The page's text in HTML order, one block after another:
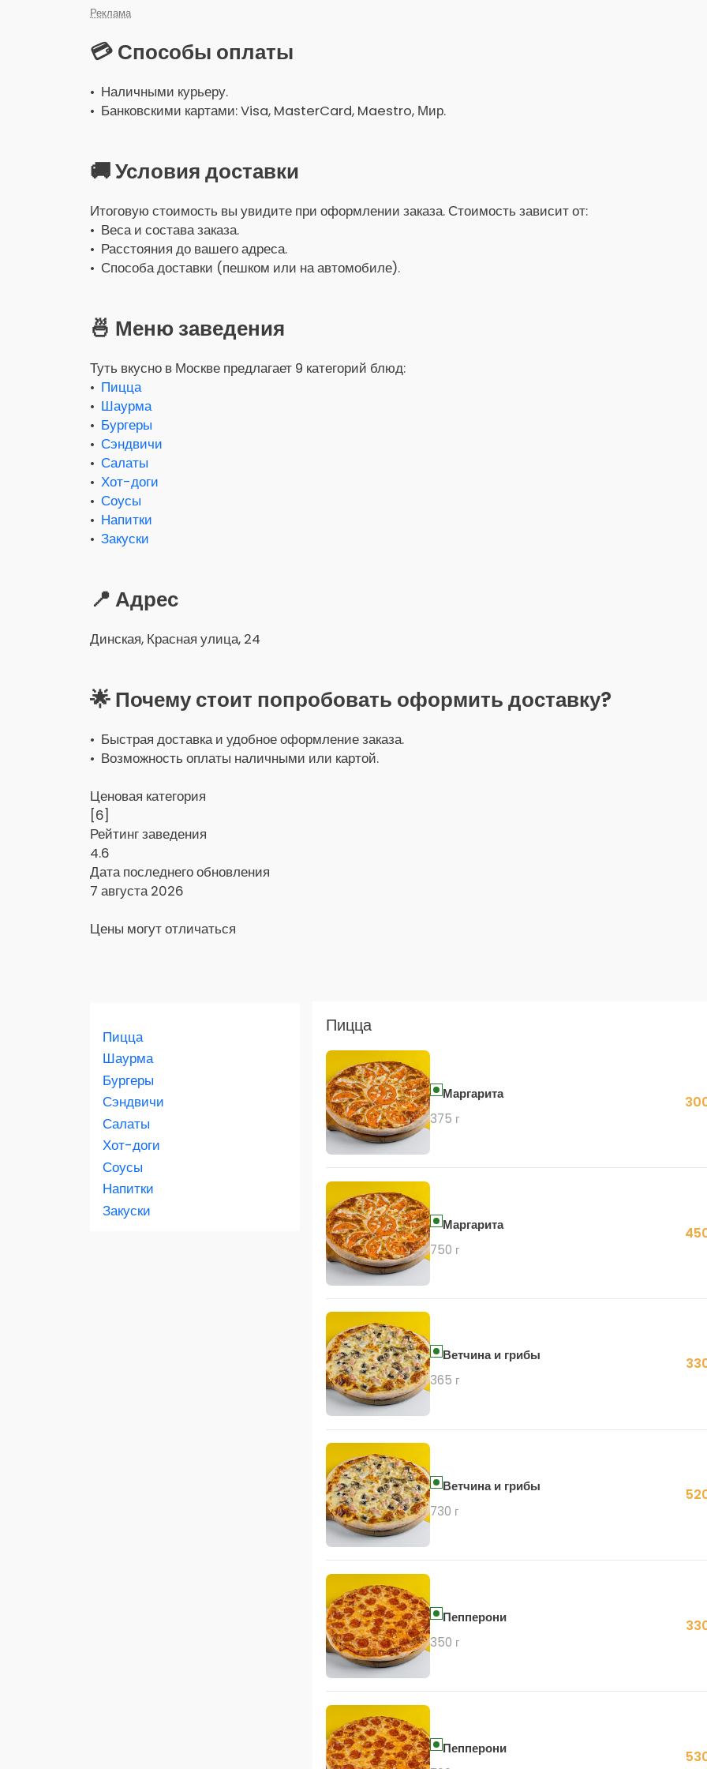
Реклама
💳 Способы оплаты
• Наличными курьеру.
• Банковскими картами: Visa, MasterCard, Maestro, Мир.
🚚 Условия доставки
Итоговую стоимость вы увидите при оформлении заказа. Стоимость зависит от:
• Веса и состава заказа.
• Расстояния до вашего адреса.
• Способа доставки (пешком или на автомобиле).
🍜 Меню заведения
Туть вкусно в Москве предлагает 9 категорий блюд:
• Пицца
• Шаурма
• Бургеры
• Сэндвичи
• Салаты
• Хот-доги
• Соусы
• Напитки
• Закуски
📍 Адрес
Динская, Красная улица, 24
🌟 Почему стоит попробовать оформить доставку?
• Быстрая доставка и удобное оформление заказа.
• Возможность оплаты наличными или картой.
Ценовая категория
[6]
Рейтинг заведения
4.6
Дата последнего обновления
7 августа 2026
Цены могут отличаться
Скидка 400 руб. на первый заказ в
Скидка 450 руб. на первый заказ в
Пицца
Шаурма
Бургеры
Сэндвичи
Салаты
Хот-доги
Соусы
Напитки
Закуски
Пицца
Маргарита
375 г
Маргарита
750 г
Ветчина и грибы
365 г
Ветчина и грибы
730 г
Пепперони
350 г
Пепперони